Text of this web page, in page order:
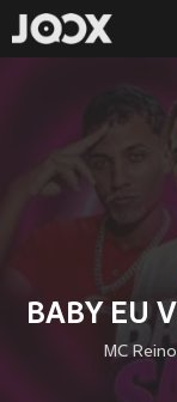
MC Reino